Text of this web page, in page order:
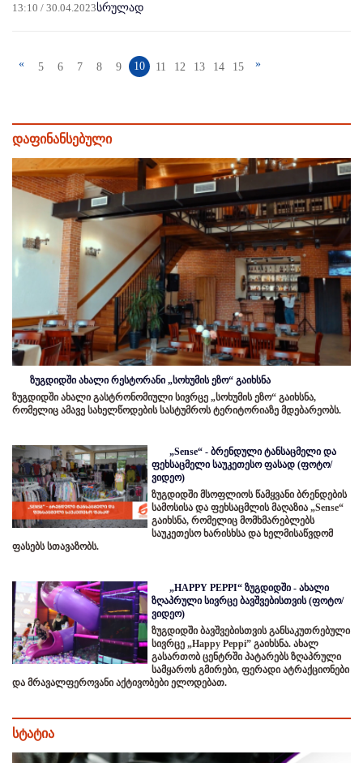
13:10 / 30.04.2023სრულად
« 5 6 7 8 9 10 11 12 13 14 15 »
დაფინანსებული
ზუგდიდში ახალი რესტორანი „სოხუმის ეზო“ გაიხსნა
ზუგდიდში ახალი გასტრონომიული სივრცე „სოხუმის ეზო“ გაიხსნა,
რომელიც ამავე სახელწოდების სასტუმროს ტერიტორიაზე მდებარეობს.
„Sense“ - ბრენდული ტანსაცმელი და
ფეხსაცმელი საუკეთესო ფასად (ფოტო/
ვიდეო)
ზუგდიდში მსოფლიოს წამყვანი ბრენდების
სამოსისა და ფეხსაცმლის მაღაზია „Sense“
გაიხსნა, რომელიც მომხმარებლებს
საუკეთესო ხარისხსა და ხელმისაწვდომ
ფასებს სთავაზობს.
„HAPPY PEPPI“ ზუგდიდში - ახალი
ზღაპრული სივრცე ბავშვებისთვის (ფოტო/
ვიდეო)
ზუგდიდში ბავშვებისთვის განსაკუთრებული
სივრცე „Happy Peppi” გაიხსნა. ახალ
გასართობ ცენტრში პატარებს ზღაპრული
სამყაროს გმირები, ფერადი ატრაქციონები
და მრავალფეროვანი აქტივობები ელოდებათ.
სტატია